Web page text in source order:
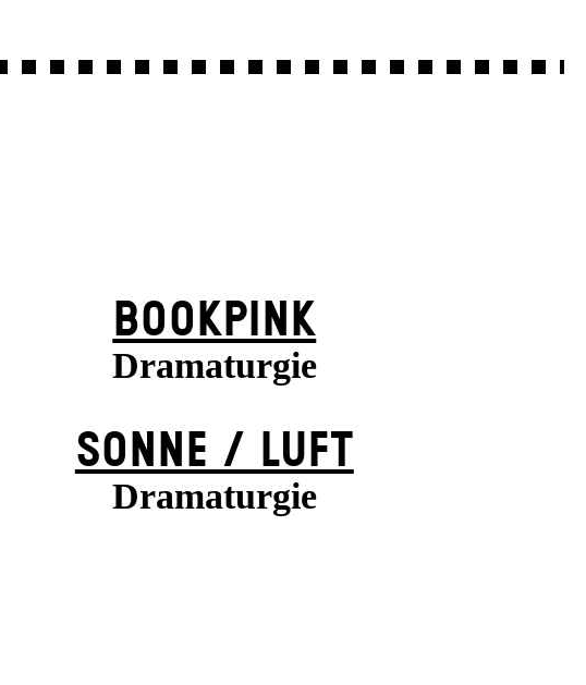
BOOK­PINK
Dramaturgie
SONNE / LUFT
Dramaturgie